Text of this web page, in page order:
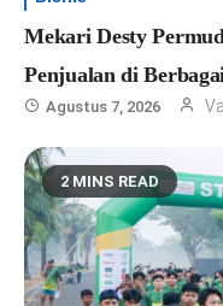
Mekari Desty
Penjualan di
Agustus 7, 2026
2 MINS READ